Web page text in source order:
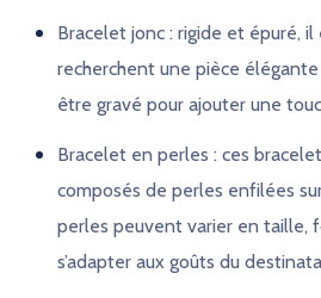
Bracelet jonc : rigide et épuré,
recherchent une pièce
être gravé pour ajouter une
Bracelet en perles : ces
composés de perles enfilées
perles peuvent varier en taille,
s’adapter aux goûts du